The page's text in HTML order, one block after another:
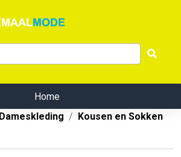
Home
Dameskleding
Kousen en Sokken